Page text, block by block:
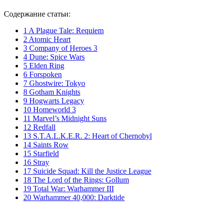
Содержание статьи:
1 A Plague Tale: Requiem
2 Atomic Heart
3 Company of Heroes 3
4 Dune: Spice Wars
5 Elden Ring
6 Forspoken
7 Ghostwire: Tokyo
8 Gotham Knights
9 Hogwarts Legacy
10 Homeworld 3
11 Marvel’s Midnight Suns
12 Redfall
13 S.T.A.L.K.E.R. 2: Heart of Chernobyl
14 Saints Row
15 Starfield
16 Stray
17 Suicide Squad: Kill the Justice League
18 The Lord of the Rings: Gollum
19 Total War: Warhammer III
20 Warhammer 40,000: Darktide